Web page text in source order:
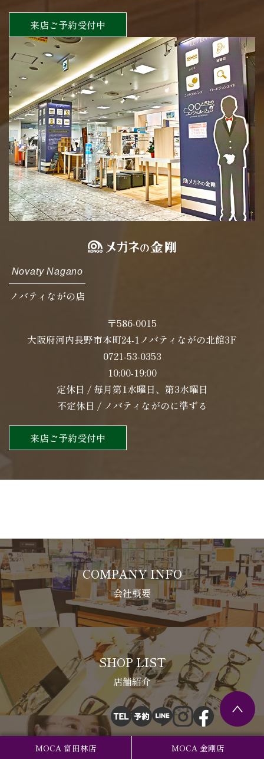
MOCA 富田林店 MOCA 金剛店
来店ご予約受付中
Novaty Nagano
ノバティながの店
〒586-0015
大阪府河内長野市本町24-1ノバティながの北館3F
0721-53-0353
10:00-19:00
定休日 / 毎月第1水曜日、第3水曜日
不定休日 / ノバティながのに準ずる
来店ご予約受付中
COMPANY INFO
会社概要
SHOP LIST
店舗紹介